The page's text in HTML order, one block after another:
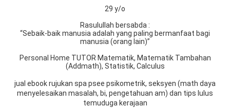
29 y/o
Rasulullah bersabda :
“Sebaik-baik manusia adalah yang paling bermanfaat bagi
manusia (orang lain)”
Personal Home TUTOR Matematik, Matematik Tambahan
(Addmath), Statistik, Calculus
jual ebook rujukan spa psee psikometrik, seksyen (math daya
menyelesaikan masalah, bi, pengetahuan am) dan tips lulus
temuduga kerajaan